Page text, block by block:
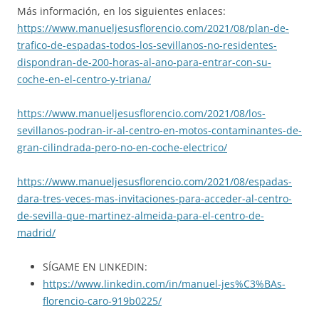
Más información, en los siguientes enlaces:
https://www.manueljesusflorencio.com/2021/08/plan-de-
trafico-de-espadas-todos-los-sevillanos-no-residentes-
dispondran-de-200-horas-al-ano-para-entrar-con-su-
coche-en-el-centro-y-triana/
https://www.manueljesusflorencio.com/2021/08/los-
sevillanos-podran-ir-al-centro-en-motos-contaminantes-de-
gran-cilindrada-pero-no-en-coche-electrico/
https://www.manueljesusflorencio.com/2021/08/espadas-
dara-tres-veces-mas-invitaciones-para-acceder-al-centro-
de-sevilla-que-martinez-almeida-para-el-centro-de-
madrid/
SÍGAME EN LINKEDIN:
https://www.linkedin.com/in/manuel-jes%C3%BAs-
florencio-caro-919b0225/